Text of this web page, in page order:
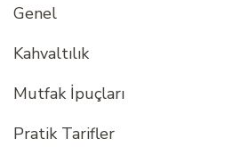
Genel
Kahvaltılık
Mutfak İpuçları
Pratik Tarifler